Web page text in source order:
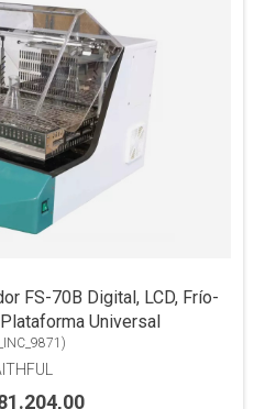
FS-70B Digital, LCD, Frío-
Universal
)